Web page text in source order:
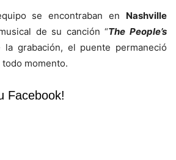
se encontraban en Nashville
de su canción “The People’s
la grabación, el puente permaneció
momento.
Facebook!